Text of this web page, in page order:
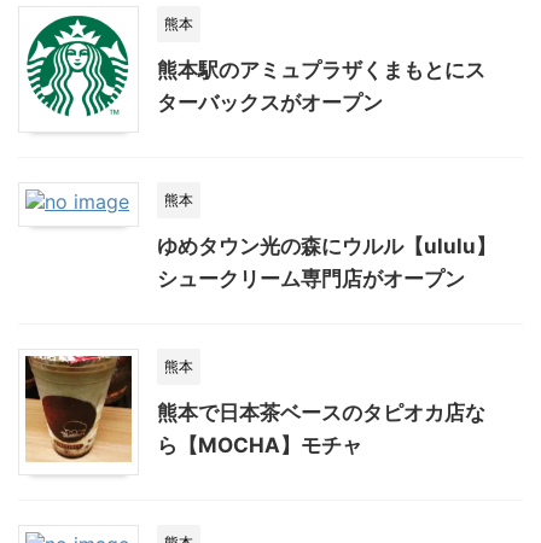
熊本
熊本駅のアミュプラザくまもとにス
ターバックスがオープン
熊本
ゆめタウン光の森にウルル【ululu】
シュークリーム専門店がオープン
熊本
熊本で日本茶ベースのタピオカ店な
ら【MOCHA】モチャ